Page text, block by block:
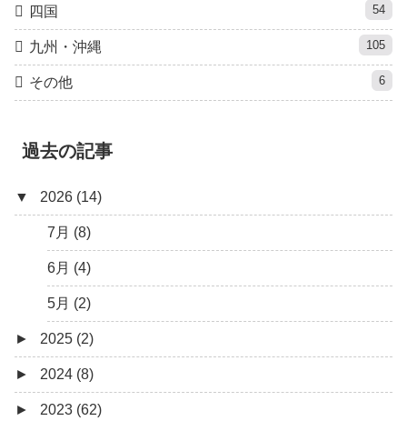
四国 54
九州・沖縄 105
その他 6
過去の記事
▼ 2026 (14)
7月 (8)
6月 (4)
5月 (2)
► 2025 (2)
12月 (1)
6月 (1)
► 2024 (8)
8月 (1)
► 2023 (62)